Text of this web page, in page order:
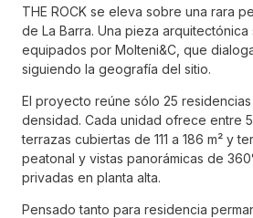
THE ROCK se eleva sobre una rara
de La Barra. Una pieza
equipados por Molteni&C, que
siguiendo la geografía del sitio.
El proyecto reúne sólo 25
densidad. Cada unidad ofrece entre
terrazas cubiertas de 111 a 186 m² y
peatonal y vistas panorámicas de
privadas en planta alta.
Pensado tanto para residencia